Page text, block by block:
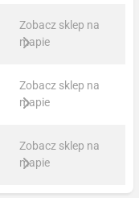
Zobacz sklep na
mapie
Zobacz sklep na
mapie
Zobacz sklep na
mapie